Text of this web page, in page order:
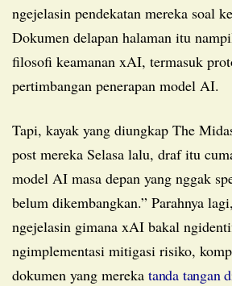
ngejelasin pendekatan mereka soal
Dokumen delapan halaman itu
filosofi keamanan xAI, termasuk
pertimbangan penerapan model AI.
Tapi, kayak yang diungkap The Midas Project di blog
post mereka Selasa lalu, draf itu
model AI masa depan yang nggak
belum dikembangkan.” Parahnya
ngejelasin gimana xAI bakal
ngimplementasi mitigasi risiko,
dokumen yang mereka tanda tangan